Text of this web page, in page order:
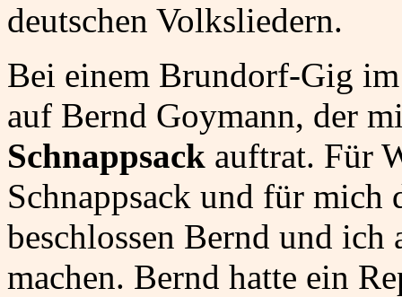
deutschen Volksliedern.
Bei einem Brundorf-Gig
auf Bernd Goymann, der
Schnappsack auftrat. Für
Schnappsack und für
beschlossen Bernd und ich
machen. Bernd hatte ein